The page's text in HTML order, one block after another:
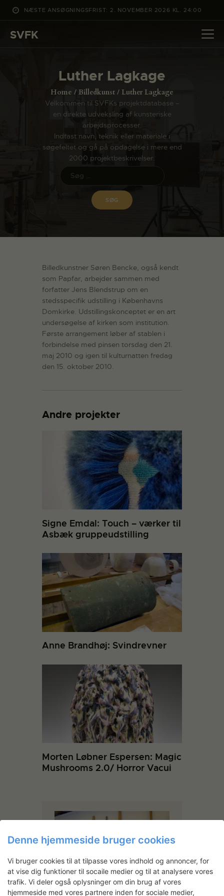
NÆSTE ANSØGNINGSFRIST: 2. NOVEMBER 2026 KL. 24:00
SVFK
Luther Lagkage
Home Billedkunst Luther Lagkage
Velkommen til SVFKs projektdatabase –
en direkte udveksling af kunsteriske
arbejdsprocesser.
Indtast navn, teknik eller materiale i
søgefeltet og gå på opdagelse i mere end
2000 projektbeskrivelser.
DET SKER
CHANNEL
ANSØG
OM SVFK
ENGLISH
Billedkunstner Søren Bencke, også kendt
som Papfar, arbejder sammen med
forfatter Jens Blendstrup om en
stedsspecifik udstilling i Københavns
Domkirke. Udstillingskonceptet er en art
undersøgelse af kirken som institution.
Første arrangement løber af stablen i
forbindelse med pinsen torsdag den 21.
maj 2010 og igen til kulturnatten fredag
den 15. oktober 2010.
Andre projekter
Signe Emdal: Touch – værker til
Asbæk gruppeudstilling
Anne Brandhøj: Svindrevner
Morten Løbner Espersen: Magic
Mushrooms 2.0/ Horror Vacui
Denne hjemmeside bruger cookies
Vi bruger cookies til at tilpasse vores indhold og annoncer, for
at vise dig funktioner til socaile medier og til at analysere vores
trafik. Vi deler også oplysninger om din brug af vores
hjemmeside med vores partnere inden for sociale medier,